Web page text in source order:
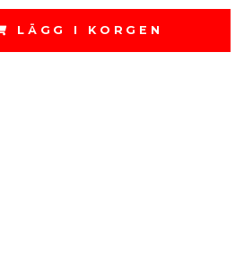
LÄGG I KORGEN